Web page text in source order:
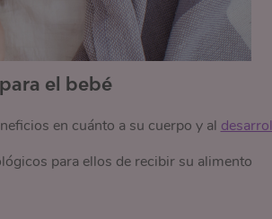
el bebé
en cuánto a su cuerpo y al
para ellos de recibir su alimento